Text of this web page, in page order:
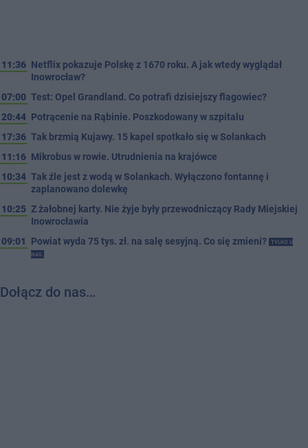
11:36 Netflix pokazuje Polskę z 1670 roku. A jak wtedy wyglądał
Inowrocław?
07:00 Test: Opel Grandland. Co potrafi dzisiejszy flagowiec?
20:44 Potrącenie na Rąbinie. Poszkodowany w szpitalu
17:36 Tak brzmią Kujawy. 15 kapel spotkało się w Solankach
11:16 Mikrobus w rowie. Utrudnienia na krajówce
10:34 Tak źle jest z wodą w Solankach. Wyłączono fontannę i
zaplanowano dolewkę
10:25 Z żałobnej karty. Nie żyje były przewodniczący Rady Miejskiej
Inowrocławia
09:01
Powiat wyda 75 tys. zł. na salę sesyjną. Co się zmieni?
TYLKO U
NAS
Dołącz do nas…